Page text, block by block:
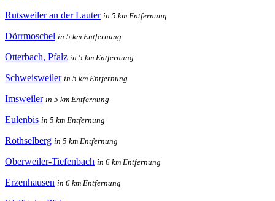
Rutsweiler an der Lauter in 5 km Entfernung
Dörrmoschel in 5 km Entfernung
Otterbach, Pfalz in 5 km Entfernung
Schweisweiler in 5 km Entfernung
Imsweiler in 5 km Entfernung
Eulenbis in 5 km Entfernung
Rothselberg in 5 km Entfernung
Oberweiler-Tiefenbach in 6 km Entfernung
Erzenhausen in 6 km Entfernung